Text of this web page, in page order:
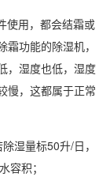
用，都会结霜或
功能的除湿机，
，湿度也低，湿度
慢，这都属于正常
湿量标50升/日，
积；